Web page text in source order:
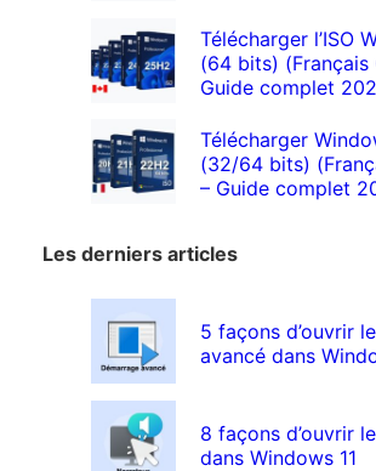
Télécharger l’ISO
(64 bits) (Français
Guide complet
Télécharger
(32/64 bits)
– Guide complet
Les derniers articles
5 façons d’ouvrir
avancé dans
8 façons d’ouvrir
dans Windows 11